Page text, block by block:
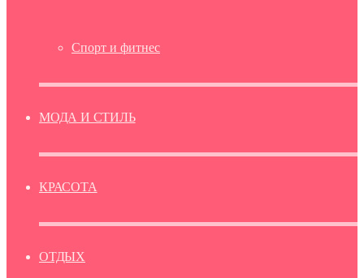
Спорт и фитнес
МОДА И СТИЛЬ
КРАСОТА
ОТДЫХ